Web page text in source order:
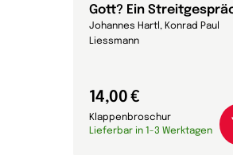
Gott? Ein
Johannes Hartl, Konrad Paul
Liessmann
14,00 €
Klappenbroschur
Lieferbar in 1-3 Werktagen